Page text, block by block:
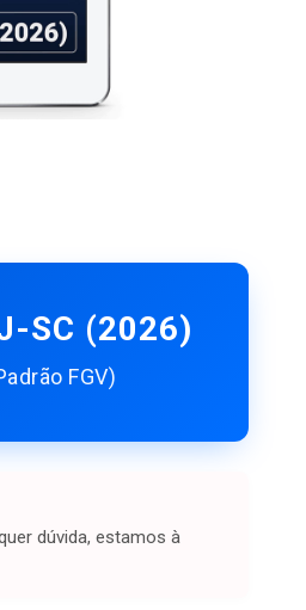
SC (2026)
FGV)
dúvida, estamos à